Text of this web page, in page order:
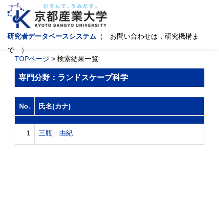
研究者データベースシステム （ お問い合わせは，研究機構ま
で ）
TOPページ > 検索結果一覧
専門分野：ランドスケープ科学
No. 氏名(カナ)
1 三瓶 由紀